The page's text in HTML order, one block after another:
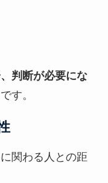
判断が必要にな
す。
関わる人との距